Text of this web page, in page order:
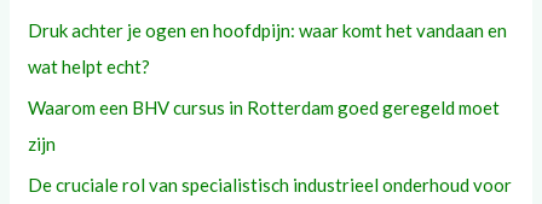
Druk achter je ogen en hoofdpijn: waar komt het vandaan en
wat helpt echt?
Waarom een BHV cursus in Rotterdam goed geregeld moet
zijn
De cruciale rol van specialistisch industrieel onderhoud voor